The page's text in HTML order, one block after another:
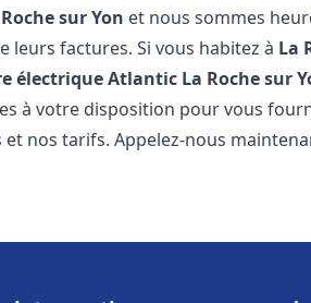
sur Yon et nous sommes
leurs factures. Si vous habitez à La
électrique Atlantic La Roche sur
à votre disposition pour vous
et nos tarifs. Appelez-nous